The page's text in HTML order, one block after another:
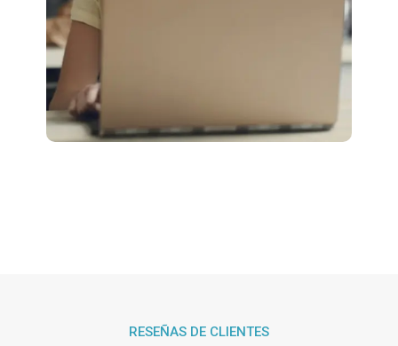
RESEÑAS DE CLIENTES